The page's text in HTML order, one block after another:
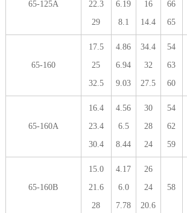
65-125A
22.3
29
6.19
8.1
16
14.4
66
65
65-160
17.5
25
32.5
4.86
6.94
9.03
34.4
32
27.5
54
63
60
65-160A
16.4
23.4
30.4
4.56
6.5
8.44
30
28
24
54
62
59
65-160B
15.0
21.6
28
4.17
6.0
7.78
26
24
20.6
58